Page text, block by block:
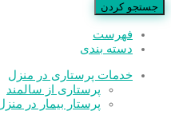
جستجو کردن
فهرست
دسته بندی
خدمات پرستاری در منزل
پرستاری از سالمند
پرستار بیمار در